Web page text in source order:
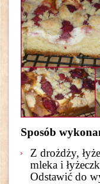
Sposób
Z drożdży,
mleka i
Odstawić do